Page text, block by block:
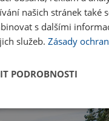
našich stránek
s dalšími
služeb. Zásady
PODROBNOSTI